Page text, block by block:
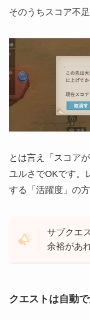
そのうちスコア不
とは言え「スコア
ユルさでOKです。
する「活躍度」の
サブクエ
余裕があ
クエストは自動